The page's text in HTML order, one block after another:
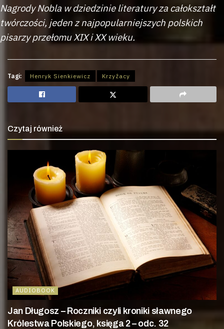
Nagrody Nobla w dziedzinie literatury za całokształt
twórczości, jeden z najpopularniejszych polskich
pisarzy przełomu XIX i XX wieku.
Tagi: Henryk Sienkiewicz Krzyżacy
Czytaj również
AUDIOBOOK
Jan Długosz – Roczniki czyli kroniki sławnego
Królestwa Polskiego, księga 2 – odc. 32